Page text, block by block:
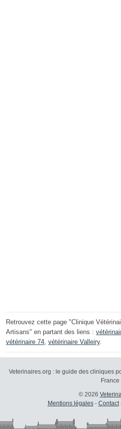
Retrouvez cette page "Clinique
Artisans" en partant des liens :
vétérinaire 74, vétérinaire Valleiry.
Veterinaires.org : le guide des cliniques
France
© 2026
Mentions légales- Contact